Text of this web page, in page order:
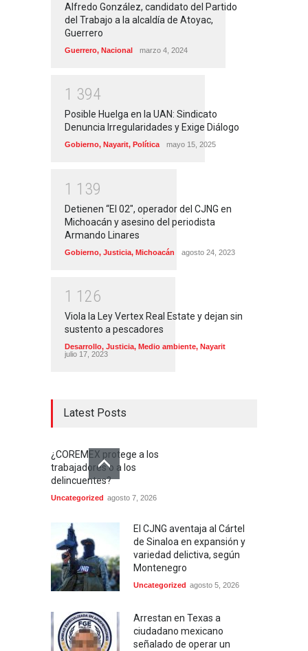
Alfredo González, candidato del Partido
del Trabajo a la alcaldía de Atoyac,
Guerrero
Guerrero, Nacional marzo 4, 2024
1 394
Posible Huelga en la UAN: Sindicato
Denuncia Irregularidades y Exige Diálogo
Gobierno, Nayarit, Política mayo 15, 2025
1 1 39
Detienen “El 02″, operador del CJNG en
Michoacán y asesino del periodista
Armando Linares
Gobierno, Justicia, Michoacán agosto 24, 2023
1 1 26
Viola la Ley Vertex Real Estate y dejan sin
sustento a pescadores
Desarrollo, Justicia, Medio ambiente, Nayarit
julio 17, 2023
Latest Posts
¿COREMEX protege a los
trabajadores o a los
delincuentes?
Uncategorized agosto 7, 2026
El CJNG aventaja al Cártel
de Sinaloa en expansión y
variedad delictiva, según
Montenegro
Uncategorized agosto 5, 2026
Arrestan en Texas a
ciudadano mexicano
señalado de operar un